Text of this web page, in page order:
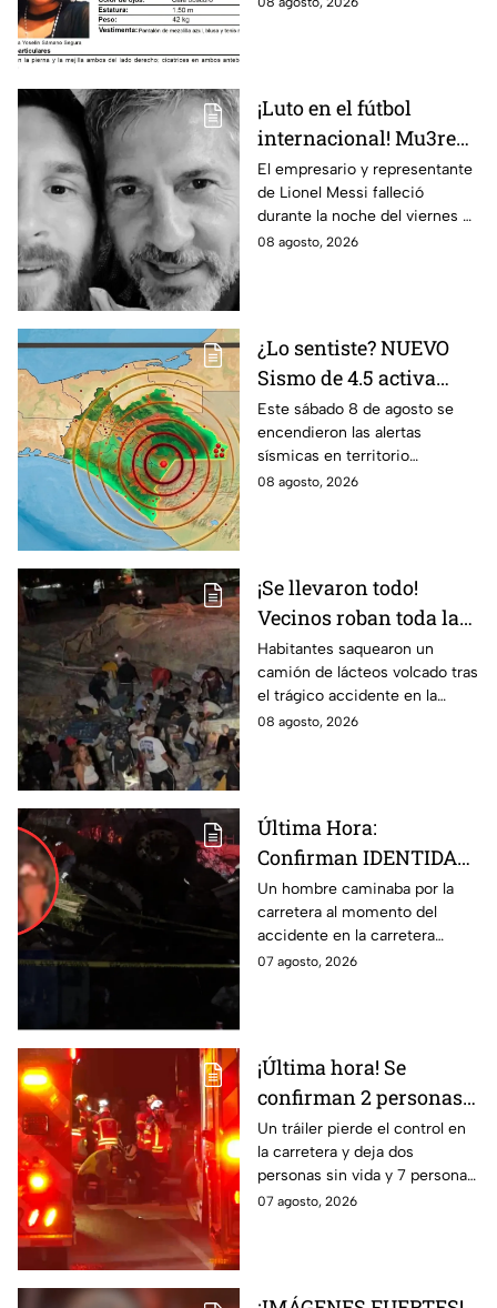
¡Luto en el fútbol
internacional! Mu3re
Jorge Messi padre de
Lionel; esto se sabe
El empresario y representante
de Lionel Messi falleció
durante la noche del viernes 7
de agosto en Argentina
08 agosto, 2026
¿Lo sentiste? NUEVO
Sismo de 4.5 activa
alertas en varios
puntos de México
durante la madrugada
de hoy sábado
Este sábado 8 de agosto se
encendieron las alertas
sísmicas en territorio
mexicano, conoce dónde fue y
08 agosto, 2026
¡Se llevaron todo!
Vecinos roban toda la
mercancía del tráiler
volcado en la carretera
de Irapuato
Habitantes saquearon un
camión de lácteos volcado tras
el trágico accidente en la
carretera Irapuato-Abasolo
08 agosto, 2026
Última Hora:
Confirman IDENTIDAD
de uno de los
lesionados tras fatal
accid3nte en Irapuato
Un hombre caminaba por la
carretera al momento del
accidente en la carretera
Irapuato-Abasolo en el Trébol.
07 agosto, 2026
¡Última hora! Se
confirman 2 personas
fall3cidas y 7
lesion4dos en
accid3nte carretero en
Irapuato; esto se sabe
Un tráiler pierde el control en
la carretera y deja dos
personas sin vida y 7 personas
más lesionadas.
07 agosto, 2026